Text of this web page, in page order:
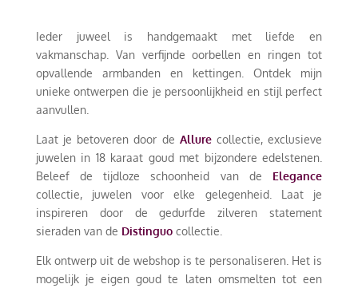
Ieder juweel is handgemaakt met liefde en
vakmanschap. Van verfijnde oorbellen en ringen tot
opvallende armbanden en kettingen. Ontdek mijn
unieke ontwerpen die je persoonlijkheid en stijl perfect
aanvullen.
Laat je betoveren door de Allurecollectie, exclusieve
juwelen in 18 karaat goud met bijzondere edelstenen.
Beleef de tijdloze schoonheid van de Elegance
collectie, juwelen voor elke gelegenheid. Laat je
inspireren door de gedurfde zilveren statement
sieraden van de Distinguocollectie.
Elk ontwerp uit de webshop is te personaliseren. Het is
mogelijk je eigen goud te laten omsmelten tot een